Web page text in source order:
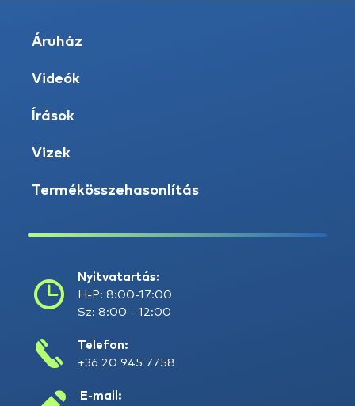
Áruház
Videók
Írások
Vizek
Termékösszehasonlítás
Nyitvatartás:
H-P: 8:00-17:00
Sz: 8:00 - 12:00
Telefon:
+36 20 945 7758
E-mail: